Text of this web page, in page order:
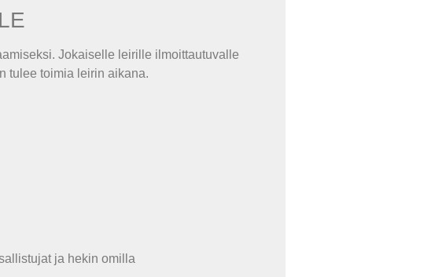
Jokaiselle leirille ilmoittautuvalle
tulee toimia leirin aikana.
ja hekin omilla